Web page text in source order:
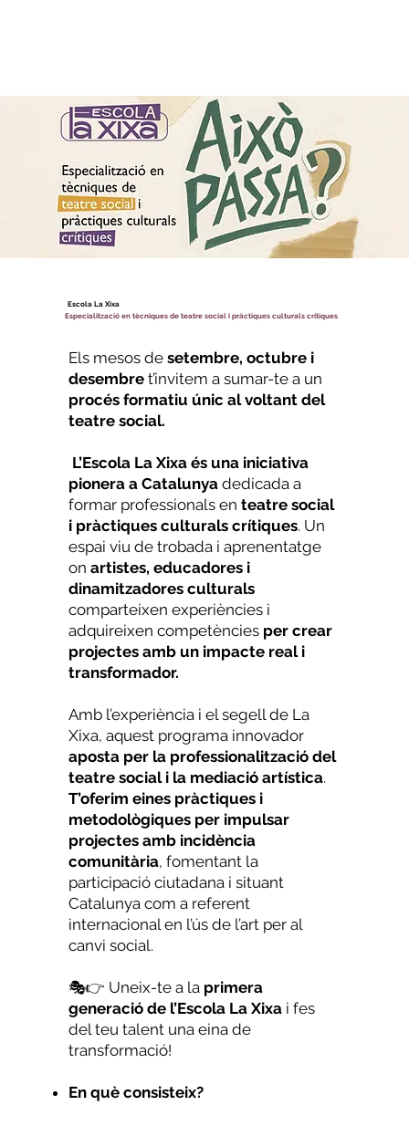
Escola La Xixa
Especialització en tècniques de teatre social i pràctiques culturals crítiques
Els mesos desetembre, octubre i
desembret’invitem a sumar-te a un
procés formatiu únic al voltant del
teatre social.
L’Escola La Xixa és una iniciativa
pionera a Catalunya dedicada a
formar professionals enteatre social
i pràctiques culturals crítiques. Un
espai viu de trobada i aprenentatge
onartistes, educadores i
dinamitzadores culturals
comparteixen experiències i
adquireixen competències per crear
projectes amb un impacte real i
transformador.
Amb l’experiència i el segell de La
Xixa, aquest programa innovador
aposta per la professionalització del
teatre social i la mediació artística.
T’oferim eines pràctiques i
metodològiques per impulsar
projectes amb incidència
comunitària, fomentant la
participació ciutadana i situant
Catalunya com a referent
internacional en l’ús de l’art per al
canvi social.
🎭👉 Uneix-te a la primera
generació de l’Escola La Xixa i fes
del teu talent una eina de
transformació!
En què consisteix?